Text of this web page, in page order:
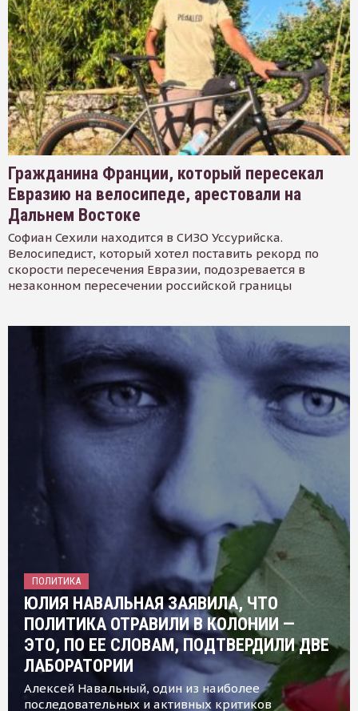
Гражданина Франции, который пересекал
Евразию на велосипеде, арестовали на
Дальнем Востоке
Софиан Сехили находится в СИЗО Уссурийска.
Велосипедист, который хотел поставить рекорд по
скорости пересечения Евразии, подозревается в
незаконном пересечении российской границы
ПОЛИТИКА
ЮЛИЯ НАВАЛЬНАЯ ЗАЯВИЛА, ЧТО
ПОЛИТИКА ОТРАВИЛИ В КОЛОНИИ —
ЭТО, ПО ЕЕ СЛОВАМ, ПОДТВЕРДИЛИ ДВЕ
ЛАБОРАТОРИИ
Алексей Навальный, один из наиболее
последовательных и активных критиков